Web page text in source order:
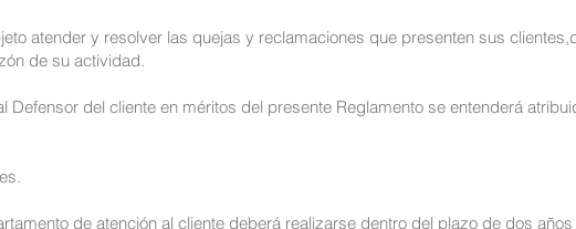
atender y resolver las quejas y reclamaciones que presenten sus
de su actividad.
del cliente en méritos del presente Reglamento se entenderá
de atención al cliente deberá realizarse dentro del plazo de dos